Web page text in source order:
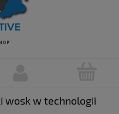
wosk w technologii